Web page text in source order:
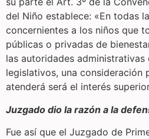
del Niño establece: «En todas
concernientes a los niños que
públicas o privadas de
las autoridades administrativas
legislativos, una consideración
atenderá será el interés
Juzgado dio la razón a la
Fue así que el Juzgado de